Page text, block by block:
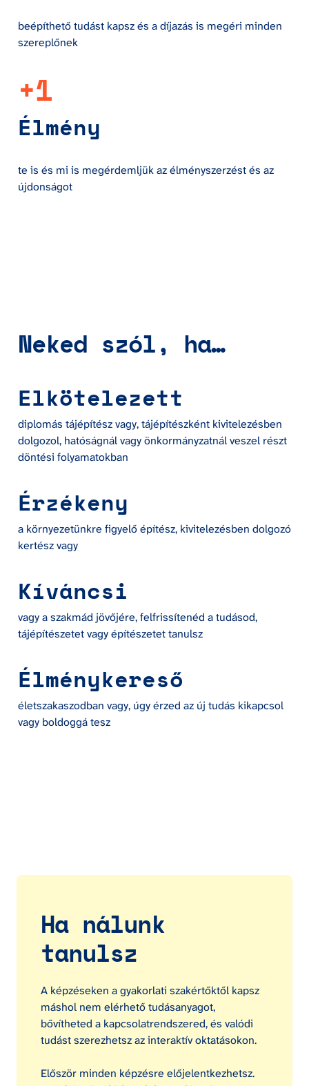
beépíthető tudást kapsz és a díjazás is megéri minden
szereplőnek
+1
Élmény
te is és mi is megérdemljük az élményszerzést és az
újdonságot
Neked szól, ha…
Elkötelezett
diplomás tájépítész vagy, tájépítészként kivitelezésben
dolgozol, hatóságnál vagy önkormányzatnál veszel részt
döntési folyamatokban
Érzékeny
a környezetünkre figyelő építész, kivitelezésben dolgozó
kertész vagy
Kíváncsi
vagy a szakmád jövőjére, felfrissítenéd a tudásod,
tájépítészetet vagy építészetet tanulsz
Élménykereső
életszakaszodban vagy, úgy érzed az új tudás kikapcsol
vagy boldoggá tesz
Ha nálunk
tanulsz
A képzéseken a gyakorlati szakértőktől kapsz
máshol nem elérhető tudásanyagot,
bővítheted a kapcsolatrendszered, és valódi
tudást szerezhetsz az interaktív oktatásokon.
Először minden képzésre előjelentkezhetsz.